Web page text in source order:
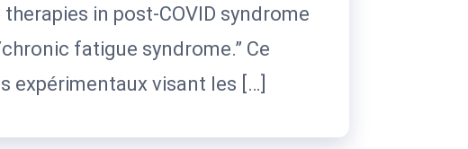
in post-COVID syndrome
fatigue syndrome.” Ce
expérimentaux visant les […]